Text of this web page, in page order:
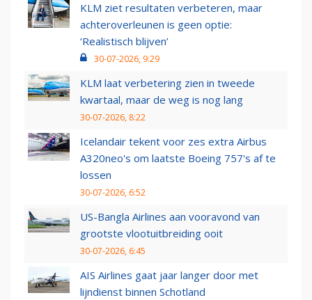
KLM ziet resultaten verbeteren, maar
achteroverleunen is geen optie:
‘Realistisch blijven’
30-07-2026, 9:29
KLM laat verbetering zien in tweede
kwartaal, maar de weg is nog lang
30-07-2026, 8:22
Icelandair tekent voor zes extra Airbus
A320neo's om laatste Boeing 757's af te
lossen
30-07-2026, 6:52
US-Bangla Airlines aan vooravond van
grootste vlootuitbreiding ooit
30-07-2026, 6:45
AIS Airlines gaat jaar langer door met
lijndienst binnen Schotland